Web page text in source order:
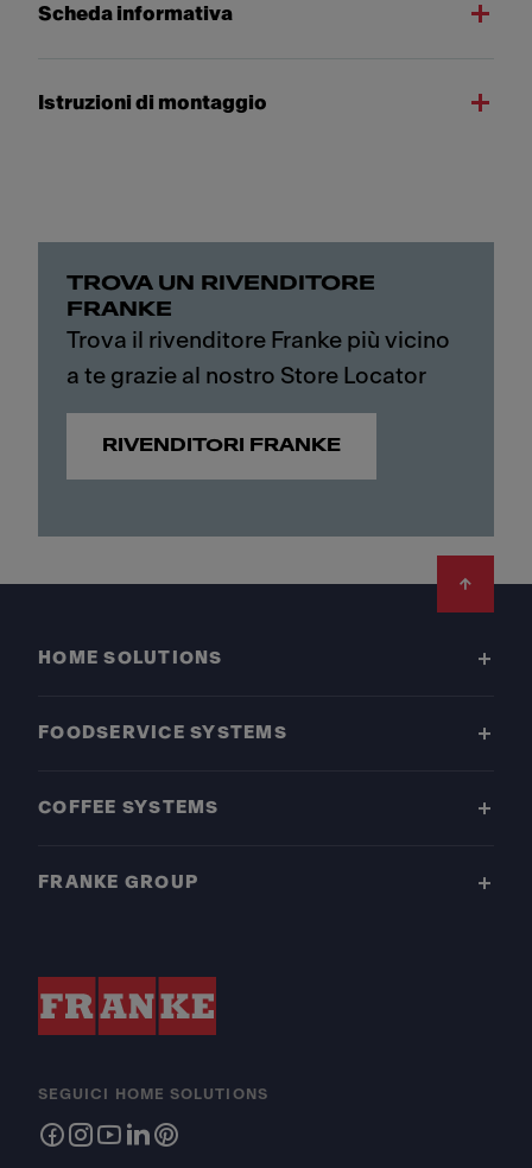
Scheda informativa
Istruzioni di montaggio
TROVA UN RIVENDITORE
FRANKE
Trova il rivenditore Franke più vicino
a te grazie al nostro Store Locator
RIVENDITORI FRANKE
HOME SOLUTIONS
FOODSERVICE SYSTEMS
COFFEE SYSTEMS
FRANKE GROUP
SEGUICI HOME SOLUTIONS